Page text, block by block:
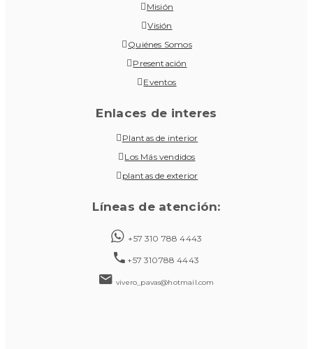
Misión
Visión
Quiénes Somos
Presentación
Eventos
Enlaces de interes
Plantas de interior
Los Más vendidos
plantas de exterior
Líneas de atención:
+57 310 788 4443
+57 310788 4443
vivero_pavas@hotmail.com